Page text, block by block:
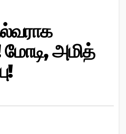
மோடி, அமித்